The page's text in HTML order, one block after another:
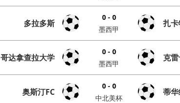
多拉多斯
0 - 0
墨西甲
扎
哥达拿查拉大学
0 - 0
墨西甲
克
奥斯汀FC
0 - 0
中北美杯
蒂